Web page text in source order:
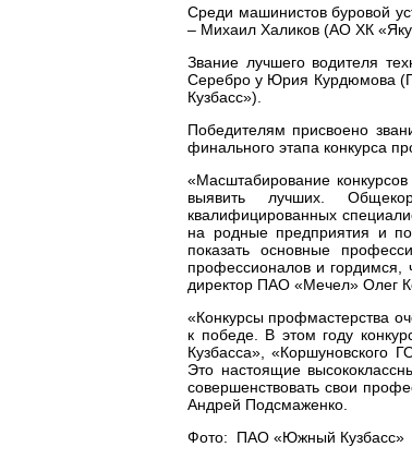
Среди машинистов буровой
– Михаил Халиков (АО ХК
Звание лучшего водителя
Серебро у Юрия Курдюмова
Кузбасс»).
Победителям присвоено
финального этапа конкурса
«Масштабирование
выявить лучших.
квалифицированных
на родные предприятия и
показать основные
профессионалов и
директор ПАО «Мечел» Олег
«Конкурсы профмастерства
к победе. В этом году
Кузбасса», «Коршуновского
Это настоящие
совершенствовать свои
Андрей Подсмаженко.
Фото: ПАО «Южный Кузбасс»